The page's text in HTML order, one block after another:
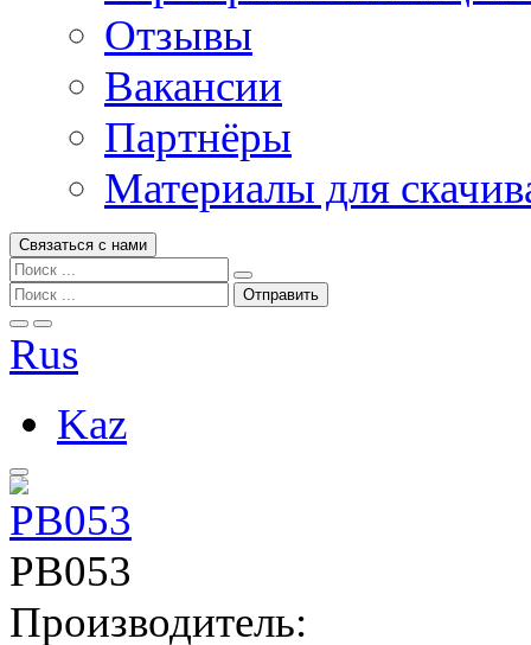
Отзывы
Вакансии
Партнёры
Материалы для
Связаться с нами
Rus
Kaz
PB053
Производитель: